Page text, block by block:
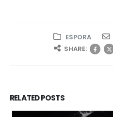
ESPORA
SHARE:
RELATEDPOSTS